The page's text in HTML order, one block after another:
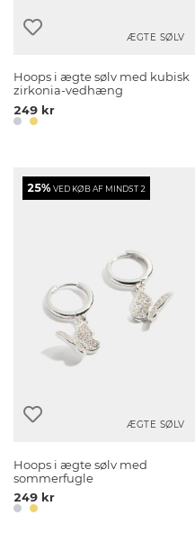
ÆGTE SØLV
Hoops i ægte sølv med kubisk
zirkonia-vedhæng
249 kr
25%VED KØB AF MINDST 2
ÆGTE SØLV
Hoops i ægte sølv med
sommerfugle
249 kr